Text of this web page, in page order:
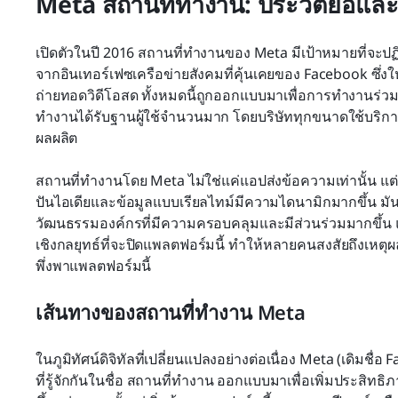
เปิดตัวในปี 2016 สถานที่ทำงานของ Meta มีเป้าหมายที่จะ
จากอินเทอร์เฟซเครือข่ายสังคมที่คุ้นเคยของ Facebook ซึ่
ถ่ายทอดวิดีโอสด ทั้งหมดนี้ถูกออกแบบมาเพื่อการทำงานร่
ทำงานได้รับฐานผู้ใช้จำนวนมาก โดยบริษัททุกขนาดใช้บริก
ผลผลิต
สถานที่ทำงานโดย Meta ไม่ใช่แค่แอปส่งข้อความเท่านั้น
ปันไอเดียและข้อมูลแบบเรียลไทม์มีความไดนามิกมากขึ้น
วัฒนธรรมองค์กรที่มีความครอบคลุมและมีส่วนร่วมมากขึ้น
เชิงกลยุทธ์ที่จะปิดแพลตฟอร์มนี้ ทำให้หลายคนสงสัยถึงเหตุ
พึ่งพาแพลตฟอร์มนี้
เส้นทางของสถานที่ทำงาน Meta
ในภูมิทัศน์ดิจิทัลที่เปลี่ยนแปลงอย่างต่อเนื่อง Meta (เดิมชื่อ
ที่รู้จักกันในชื่อ สถานที่ทำงาน ออกแบบมาเพื่อเพิ่มประสิทธิ